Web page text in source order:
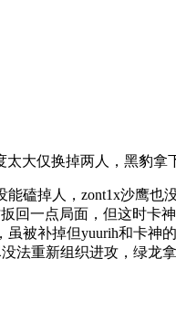
大仅换掉两人，黑豹拿
磕掉人，zont1x沙鹰也
回一点局面，但这时卡
被补掉但yuurih和卡神
法重新组织进攻，绿龙